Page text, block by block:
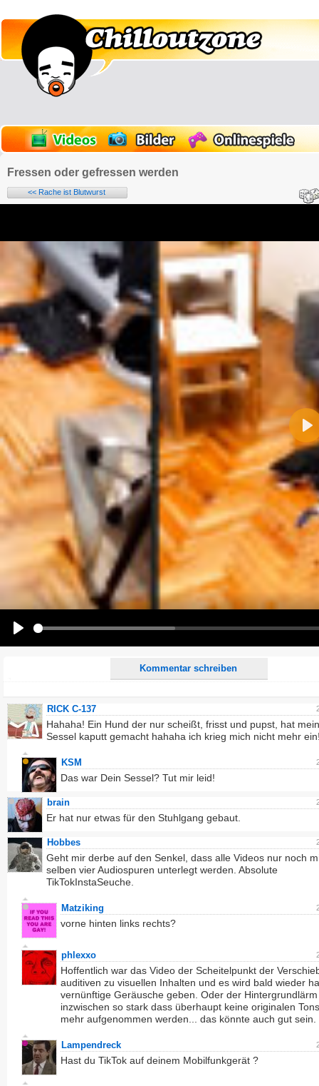
Fressen oder gefressen werden
<< Rache ist Blutwurst
Kommentar schreiben
Name:
Alle HTML-Tags außer <br>, <strike> und <i> werden aus Deinem Kommentar entfernt.
URLs werden automatisch umgewandelt. Bitte verwende "www." oder "http://" in URLs
Ich möchte eine E-Mail, wenn auf dieser Seite weitere Kommentare erscheinen.
RICK C-137
Hahaha! Ein Hund der nur scheißt, frisst und pupst, hat
Sessel kaputt gemacht hahaha ich krieg mich nicht mehr
KSM
Das war Dein Sessel? Tut mir leid!
brain
Er hat nur etwas für den Stuhlgang gebaut.
Hobbes
Geht mir derbe auf den Senkel, dass alle Videos nur noch
selben vier Audiospuren unterlegt werden. Absolute
TikTokInstaSeuche.
Matziking
vorne hinten links rechts?
phlexxo
Hoffentlich war das Video der Scheitelpunkt der
auditiven zu visuellen Inhalten und es wird bald wieder
vernünftige Geräusche geben. Oder der
inzwischen so stark dass überhaupt keine originalen
mehr aufgenommen werden... das könnte auch gut sein.
Lampendreck
Hast du TikTok auf deinem Mobilfunkgerät ?